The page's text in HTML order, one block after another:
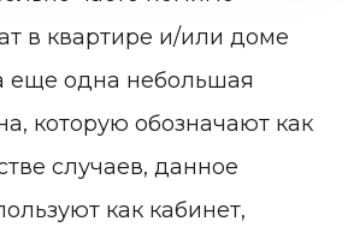
в квартире и/или доме
еще одна небольшая
которую обозначают как
случаев, данное
как кабинет,